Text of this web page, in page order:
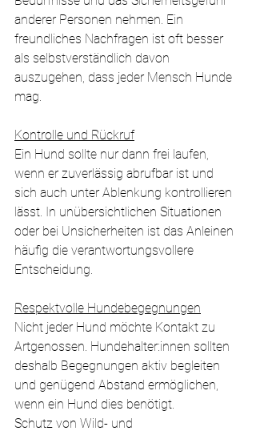
anderer Personen nehmen. Ein
freundliches Nachfragen ist oft besser
als selbstverständlich davon
auszugehen, dass jeder Mensch Hunde
mag.
Kontrolle und Rückruf
Ein Hund sollte nur dann frei laufen,
wenn er zuverlässig abrufbar ist und
sich auch unter Ablenkung kontrollieren
lässt. In unübersichtlichen Situationen
oder bei Unsicherheiten ist das Anleinen
häufig die verantwortungsvollere
Entscheidung.
Respektvolle Hundebegegnungen
Nicht jeder Hund möchte Kontakt zu
Artgenossen. Hundehalter:innen sollten
deshalb Begegnungen aktiv begleiten
und genügend Abstand ermöglichen,
wenn ein Hund dies benötigt.
Schutz von Wild- und